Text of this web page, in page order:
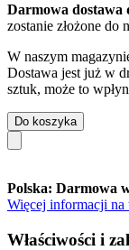
Darmowa dostawa
zostanie złożone do
W naszym
Dostawa jest już w
sztuk, może to
Do koszyka
Polska: Darmowa
Więcej informacji na
Właściwości i